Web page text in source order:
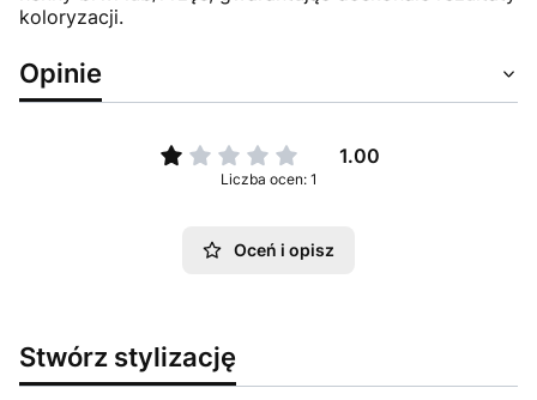
koloryzacji.
Opinie
1.00
Liczba ocen: 1
Oceń i opisz
Stwórz stylizację